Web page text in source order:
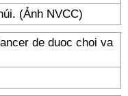
(Ảnh NVCC)